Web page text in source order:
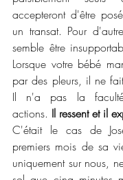
accepteront d'être
un transat. Pour
semble être
Lorsque votre bébé
par des pleurs, il ne
Il n'a pas la
actions. Il ressent et il
C'était le cas de
premiers mois de sa
uniquement sur nous,